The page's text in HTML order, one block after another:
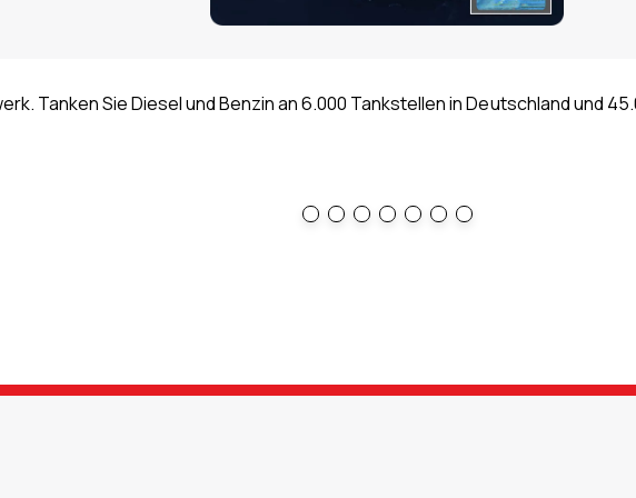
Tanken Sie Diesel und Benzin an 6.000 Tankstellen in Deutschland und